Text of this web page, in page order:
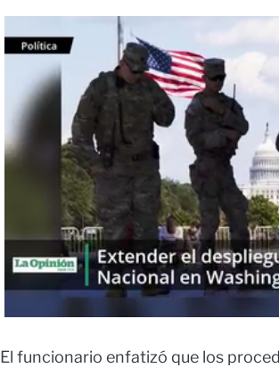
El funcionario enfatizó que los